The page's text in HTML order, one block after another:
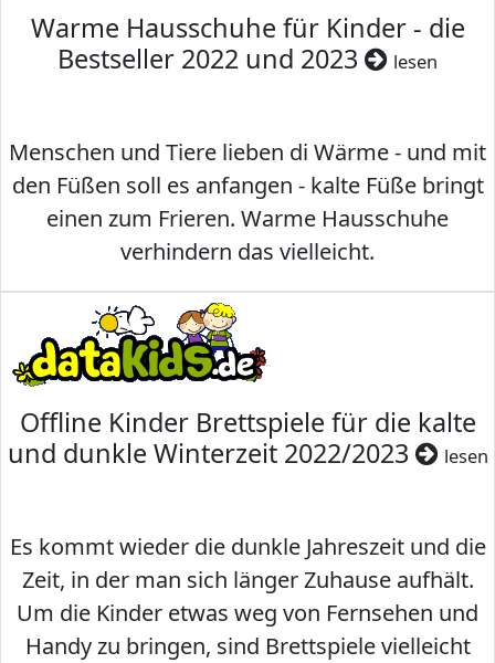
Warme Hausschuhe für Kinder - die
Bestseller 2022 und 2023
lesen
Menschen und Tiere lieben di Wärme - und mit
den Füßen soll es anfangen - kalte Füße bringt
einen zum Frieren. Warme Hausschuhe
verhindern das vielleicht.
Offline Kinder Brettspiele für die kalte
und dunkle Winterzeit 2022/2023
lesen
Es kommt wieder die dunkle Jahreszeit und die
Zeit, in der man sich länger Zuhause aufhält.
Um die Kinder etwas weg von Fernsehen und
Handy zu bringen, sind Brettspiele vielleicht